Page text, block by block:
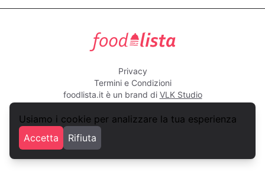
Usiamo i cookie per analizzare la tua esperienza
Accetta
Rifiuta
Privacy
Termini e Condizioni
foodlista.it è un brand di VLK Studio